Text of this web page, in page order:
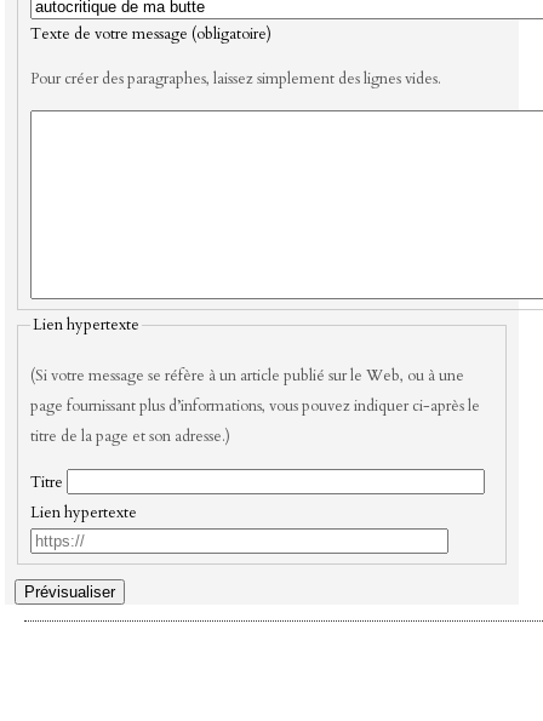
Texte de votre message (obligatoire)
Pour créer des paragraphes, laissez simplement des lignes vides.
Lien hypertexte
(Si votre message se réfère à un article publié sur le Web, ou à une
page fournissant plus d’informations, vous pouvez indiquer ci-après le
titre de la page et son adresse.)
Titre
Lien hypertexte